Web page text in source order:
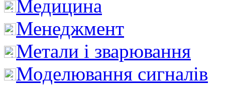
Медицина
Менеджмент
Метали і зварювання
Моделювання сигналів